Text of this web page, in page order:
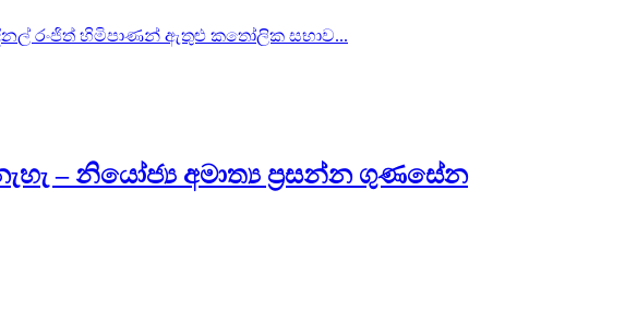
රංජිත් හිමිපාණන් ඇතුළු කතෝලික සභාව...
– නියෝජ්‍ය අමාත්‍ය ප්‍රසන්න ගුණසේන